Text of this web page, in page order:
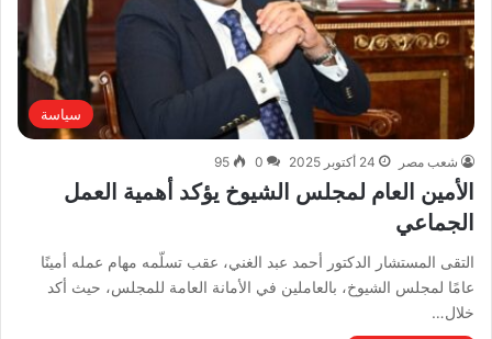
سياسة
شعب مصر 24 أكتوبر 2025 0
95
الأمين العام لمجلس الشيوخ يؤكد أهمية العمل
الجماعي
التقى المستشار الدكتور أحمد عبد الغني، عقب تسلّمه مهام عمله أمينًا
عامًا لمجلس الشيوخ، بالعاملين في الأمانة العامة للمجلس، حيث أكد
خلال…